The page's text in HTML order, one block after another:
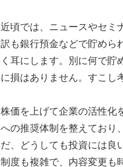
近頃では、ニュースやセミ
訳も銀行預金などで貯めら
く耳にします。別に何で
に損はありません。すこし
株価を上げて企業の活性化
への推奨体制を整えており
だ、どうしても投資には良
制度も複雑で、内容変更も